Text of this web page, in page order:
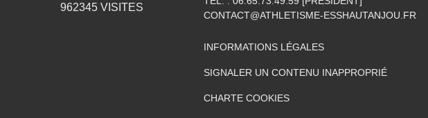
962345 VISITES
CONTACT@ATHLETISME-ESSHAUTANJOU.FR
INFORMATIONS LÉGALES
SIGNALER UN CONTENU INAPPROPRIÉ
CHARTE COOKIES